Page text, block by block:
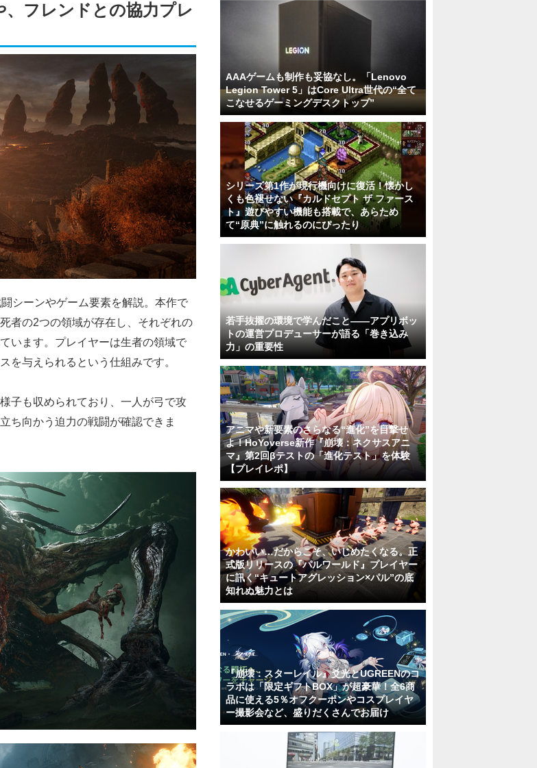
フレンドとの協力プレ
シーンやゲーム要素を解説。本作で
者の2つの領域が存在し、それぞれの
います。プレイヤーは生者の領域で
を与えられるという仕組みです。
子も収められており、一人が弓で攻
ち向かう迫力の戦闘が確認できま
AAAゲームも制作も妥協なし。「Lenovo
Legion Tower 5」はCore Ultra世代の“全て
こなせるゲーミングデスクトップ”
シリーズ第1作が現行機向けに復活！懐かし
くも色褪せない『カルドセプト ザ ファース
ト』遊びやすい機能も搭載で、あらため
て“原典”に触れるのにぴったり
若手抜擢の環境で学んだこと――アプリボッ
トの運営プロデューサーが語る「巻き込み
力」の重要性
アニマや新要素のさらなる“進化”を目撃せ
よ！HoYoverse新作『崩壊：ネクサスアニ
マ』第2回βテストの「進化テスト」を体験
【プレイレポ】
かわいい…だからこそ、いじめたくなる。正
式版リリースの『パルワールド』プレイヤー
に訊く“キュートアグレッション×パル”の底
知れぬ魅力とは
『崩壊：スターレイル』爻光とUGREENのコ
ラボは「限定ギフトBOX」が超豪華！全6商
品に使える5％オフクーポンやコスプレイヤ
ー撮影会など、盛りだくさんでお届け